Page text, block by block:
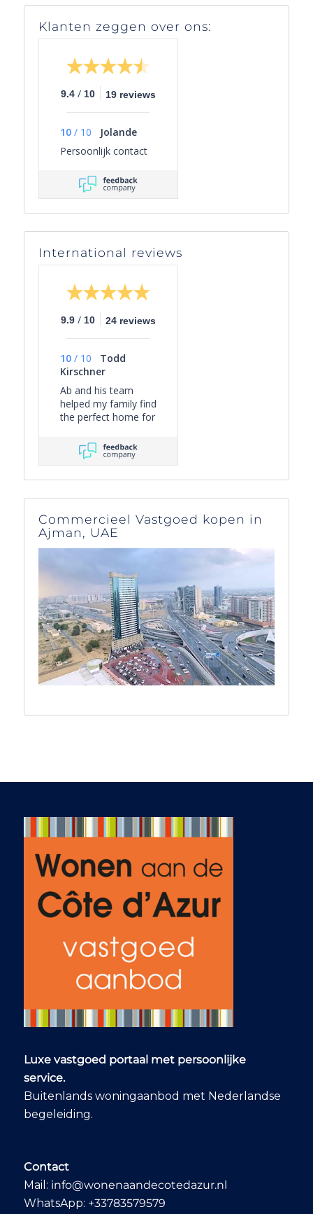
Klanten zeggen over ons:
9.4 / 10 19 reviews
10 / 10
Jolande
Persoonlijk contact
International reviews
9.9 / 10 24 reviews
10 / 10
Todd
Kirschner
Ab and his team
helped my family find
the perfect home for
responsive to our
needs and curated
the right collection of
properties for
efficient viewing.
process, Ab
managed the various
aspects of the
over the finish line
with limited stress -
which isn't always a
foregone outcome
for foreigners
operating in an
unfamiliar legal
system. After the
deal closed, he was
Commercieel Vastgoed kopen in
Ajman, UAE
Luxe vastgoed portaal met persoonlijke
service.
Buitenlands woningaanbod met Nederlandse
begeleiding.
Contact
Mail: info@wonenaandecotedazur.nl
WhatsApp: +33783579579